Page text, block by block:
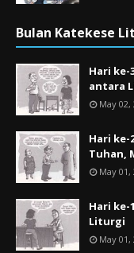
Bulan Katekese
Hari
antara
May 02,
Hari
Tuhan,
May 01,
Hari ke-
Liturgi
May 01,